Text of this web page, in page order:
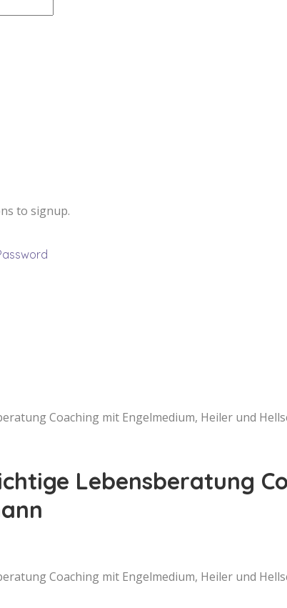
to signup.
Coaching mit Engelmedium, Heiler und
Lebensberatung
Coaching mit Engelmedium, Heiler und